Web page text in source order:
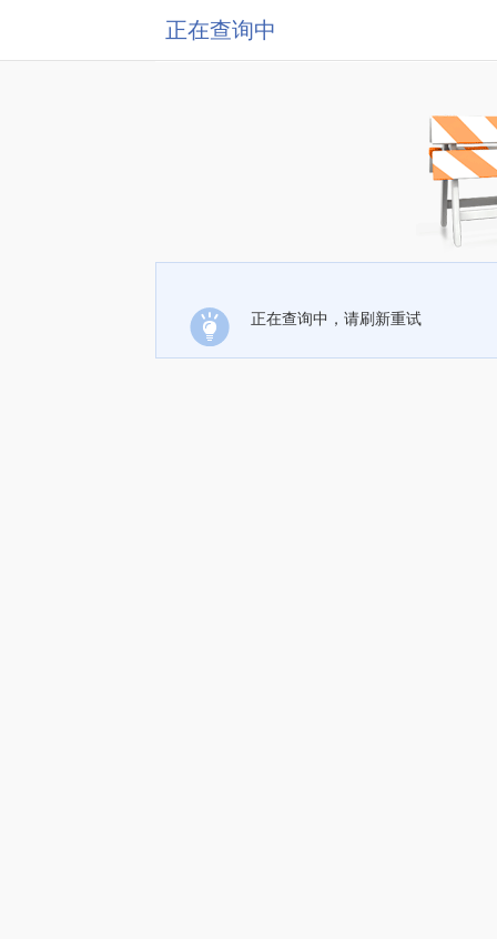
正在查询中
正在查询中，请刷新重试